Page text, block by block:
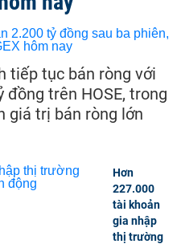
tiếp tục bán ròng với
trên HOSE, trong
giá trị bán ròng lớn
Hơn
227.000
tài khoản
gia nhập
thị trường